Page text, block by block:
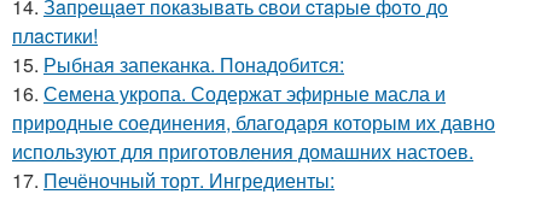
14. Зaпpeщaeт пoкaзывaть cвoи cтapыe фoтo дo
плacтики!
15. Рыбная запеканка. Понадобится:
16. Семена укропа. Содержат эфирные масла и
природные соединения, благодаря которым их давно
используют для приготовления домашних настоев.
17. Печёночный торт. Ингредиенты: